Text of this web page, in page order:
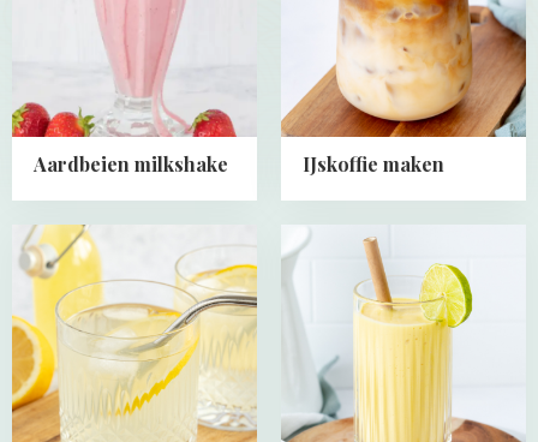
Aardbeien milkshake IJskoffie maken
Read
more
about
Zelf
citroenlimonade
maken
Read
more
about
smoothie